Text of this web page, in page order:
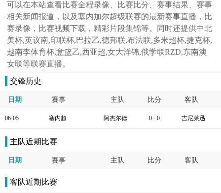
可以在本站查看比赛全程录像、比赛比分、赛事结果、赛事
相关新闻报道，以及塞内加尔超级联赛的最新赛事直播，比
赛录像，比赛视频下载，精彩片段集锦等。同时还提供中北
美杯,英议南,印联杯,巴拉乙,德邦联,布法联,多米超杯,捷克杯,
越南李体育杯,意篮乙,西亚超,女大洋锦,俄学联RZD,东南澳
女联等联赛直播。
交锋历史
日期 賽事 主队 比分 客队
06-05 塞内超 阿杰尔德 0 - 0 吉尼莱迅
主队近期比赛
日期 賽事 主队 比分 客队
客队近期比赛